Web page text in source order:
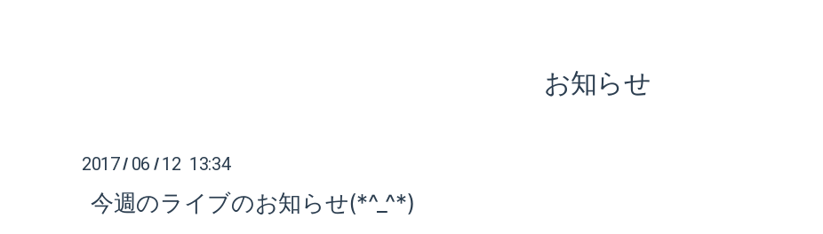
お知らせ
2017/ 06 / 12 13:34
今週のライブのお知らせ(*^_^*)